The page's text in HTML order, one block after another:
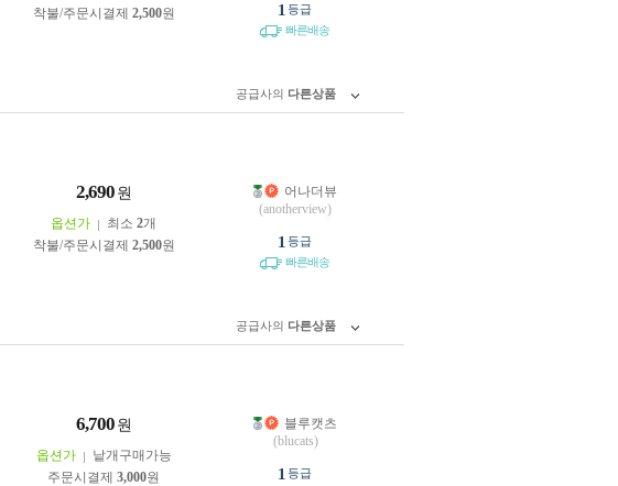
착불/주문시결제 2,500원 1 등급
빠른배송
공급사의 다른상품
2,690 원
옵션가 최소 2개
착불/주문시결제 2,500원
어나더뷰
(anotherview)
1 등급
빠른배송
공급사의 다른상품
6,700 원
옵션가
낱개구매가능
주문시결제 3,000원
블루캣츠
(blucats)
1 등급